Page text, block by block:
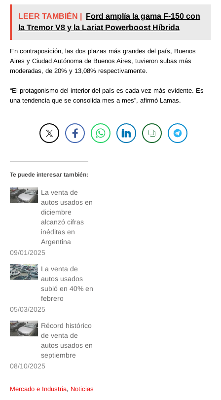
LEER TAMBIÉN | Ford amplía la gama F-150 con
la Tremor V8 y la Lariat Powerboost Híbrida
En contraposición, las dos plazas más grandes del país, Buenos
Aires y Ciudad Autónoma de Buenos Aires, tuvieron subas más
moderadas, de 20% y 13,08% respectivamente.
“El protagonismo del interior del país es cada vez más evidente. Es
una tendencia que se consolida mes a mes”, afirmó Lamas.
Te puede interesar también:
La venta de
autos usados en
diciembre
alcanzó cifras
inéditas en
Argentina
09/01/2025
La venta de
autos usados
subió en 40% en
febrero
05/03/2025
Récord histórico
de venta de
autos usados en
septiembre
08/10/2025
Mercado e Industria, Noticias